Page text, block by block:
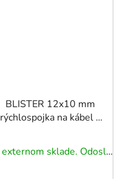
BLISTER 12x10 mm
rýchlospojka na kábel s
Na externom sklade. Odoslanie 3 - 5 prac. dní.